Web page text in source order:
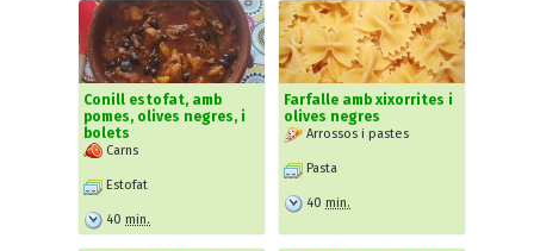
Conill estofat, amb
pomes, olives negres, i
bolets
Carns
Estofat
40 min.
Farfalle amb xixorrites i
olives negres
Arrossos i pastes
Pasta
40 min.